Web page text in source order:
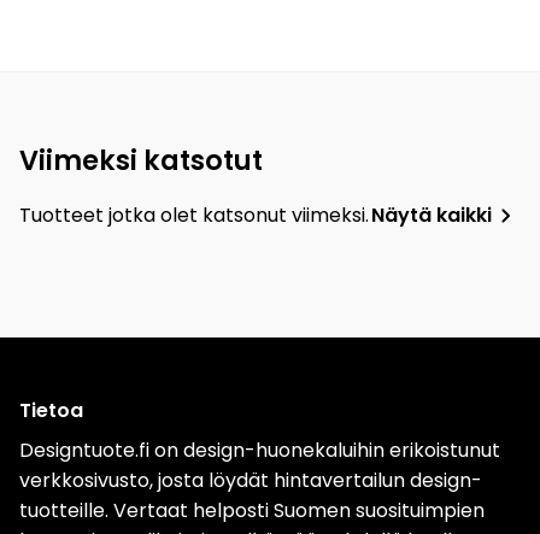
Viimeksi katsotut
Tuotteet jotka olet katsonut viimeksi.Näytä kaikki
Tietoa
Designtuote.fi on design-huonekaluihin erikoistunut
verkkosivusto, josta löydät hintavertailun design-
tuotteille. Vertaat helposti Suomen suosituimpien